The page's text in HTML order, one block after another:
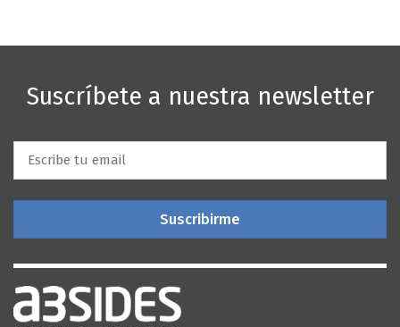
Suscríbete a nuestra newsletter
Email
Esta página web utilizacookiespropias y de terceros
tus preferencias, así como para mostrarte publicidad
en base a tu perfil de navegación.